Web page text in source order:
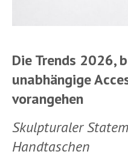
Die Trends 2026,
unabhängige
vorangehen
Skulpturaler
Handtaschen